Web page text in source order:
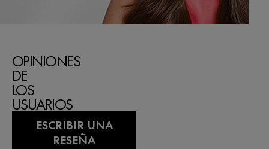
OPINIONES
DE
LOS
USUARIOS
ESCRIBIR UNA
RESEÑA